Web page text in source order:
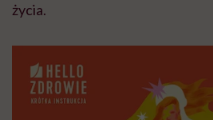
życia.